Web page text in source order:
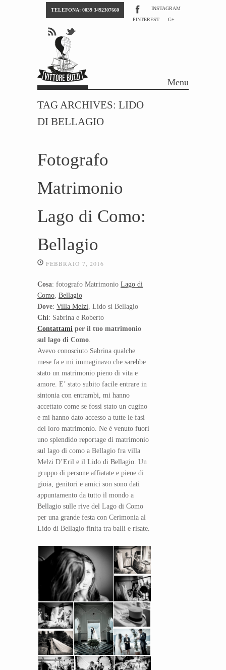
TELEFONA: 0039 3492307660
INSTAGRAM
PINTEREST
G+
Menu
TAG ARCHIVES: LIDO
DI BELLAGIO
Fotografo
Matrimonio
Lago di Como:
Bellagio
FEBBRAIO 7, 2016
Cosa: fotografo Matrimonio Lago di
Como, Bellagio
Dove: Villa Melzi, Lido si Bellagio
Chi: Sabrina e Roberto
Contattami per il tuo matrimonio
sul lago di Como.
Avevo conosciuto Sabrina qualche
mese fa e mi immaginavo che sarebbe
stato un matrimonio pieno di vita e
amore. E’ stato subito facile entrare in
sintonia con entrambi, mi hanno
accettato come se fossi stato un cugino
e mi hanno dato accesso a tutte le fasi
del loro matrimonio. Ne è venuto fuori
uno splendido reportage di matrimonio
sul lago di como a Bellagio fra villa
Melzi D’Eril e il Lido di Bellagio. Un
gruppo di persone affiatate e piene di
gioia, genitori e amici son sono dati
appuntamento da tutto il mondo a
Bellagio sulle rive del Lago di Como
per una grande festa con Cerimonia al
Lido di Bellagio finita tra balli e risate.